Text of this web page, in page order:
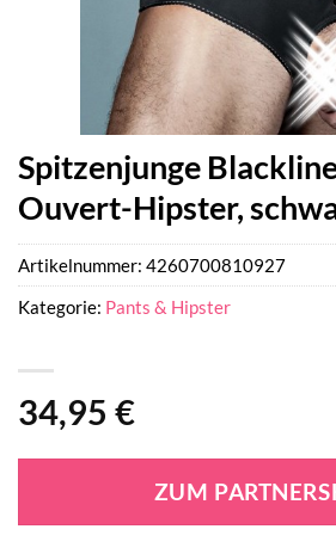
Spitzenjunge
Ouvert-Hipster,
34,95 €
ZUM
Artikelnummer: 4260700810927
Kategorie: Pants & Hipster